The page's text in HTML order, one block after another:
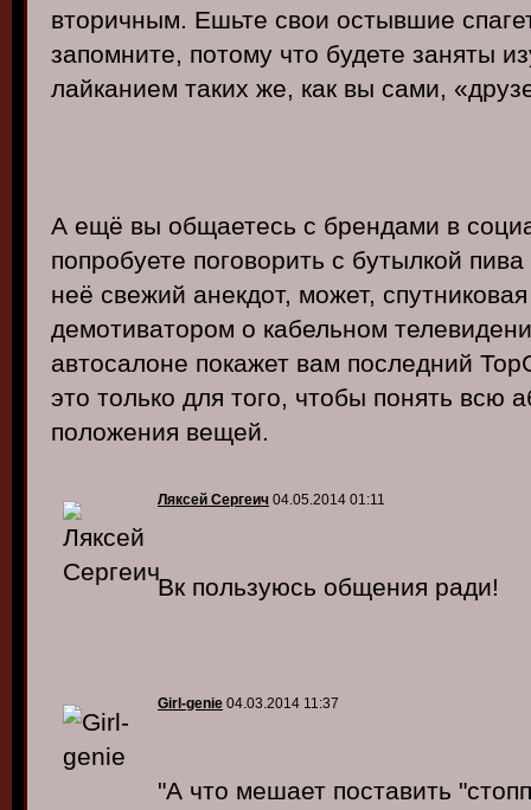
вторичным. Ешьте свои остывшие
запомните, потому что будете заняты
лайканием таких же, как вы сами,
А ещё вы общаетесь с брендами в
попробуете поговорить с бутылкой
неё свежий анекдот, может,
демотиватором о кабельном
автосалоне покажет вам последний
это только для того, чтобы понять всю
положения вещей.
Ляксей Сергеич 04.05.2014 01:11
Вк пользуюсь общения ради!
Girl-genie 04.03.2014 11:37
"А что мешает поставить